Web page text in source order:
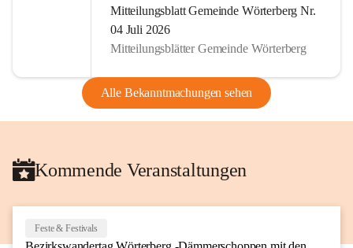
Mitteilungsblatt Gemeinde Wörterberg Nr.
04 Juli 2026
Mitteilungsblätter Gemeinde Wörterberg
Alle Bekanntmachungen sehen
Kommende Veranstaltungen
Feste & Festivals